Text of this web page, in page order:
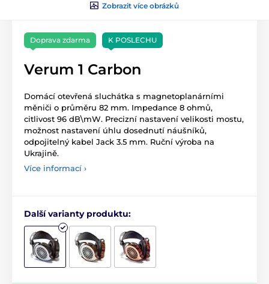
Zobrazit více obrázků
Doprava zdarma K POSLECHU
Verum 1 Carbon
Domácí otevřená sluchátka s magnetoplanárními
měniči o průměru 82 mm. Impedance 8 ohmů,
citlivost 96 dB\mW. Precizní nastavení velikosti mostu,
možnost nastavení úhlu dosednutí náušníků,
odpojitelný kabel Jack 3.5 mm. Ruční výroba na
Ukrajině.
Více informací ›
Další varianty produktu: